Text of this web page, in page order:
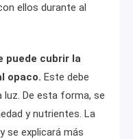
ellos durante al
puede cubrir la
opaco. Este debe
luz. De esta forma, se
y nutrientes. La
se explicará más